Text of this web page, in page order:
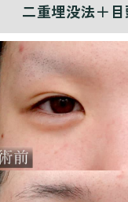
二重埋没法＋目